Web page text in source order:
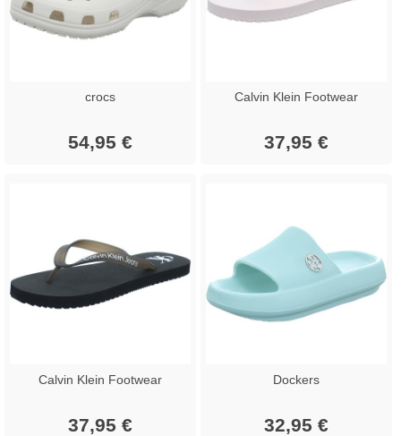
crocs
54,95 €
Calvin Klein Footwear
37,95 €
Calvin Klein Footwear
37,95 €
Dockers
32,95 €